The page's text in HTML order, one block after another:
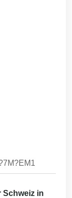
Schweiz in